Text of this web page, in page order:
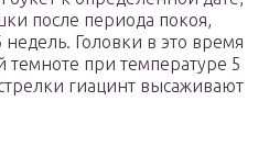
после периода покоя,
Головки в это время
при температуре 5
гиацинт высаживают